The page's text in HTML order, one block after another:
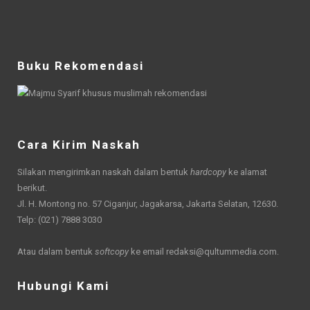
Buku Rekomendasi
Cara Kirim Naskah
Silakan mengirimkan naskah dalam bentuk hardcopy ke alamat
berikut.
Jl. H. Montong no. 57 Ciganjur, Jagakarsa, Jakarta Selatan, 12630.
Telp: (021) 7888 3030
Atau dalam bentuk softcopy ke email redaksi@qultummedia.com.
Hubungi Kami